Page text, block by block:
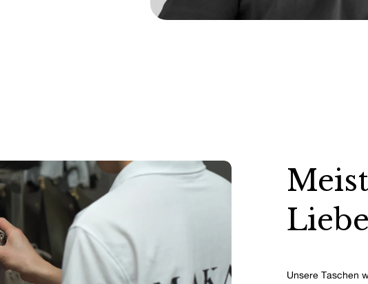
Unsere Taschen